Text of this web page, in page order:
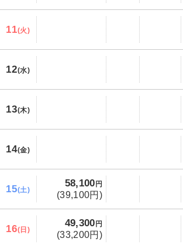
11(火)
12(水)
13(木)
14(金)
15(土)
58,100 円
(39,100円)
16(日)
49,300 円
(33,200円)